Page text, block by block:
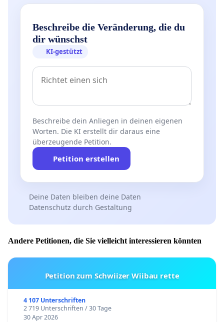
Beschreibe die Veränderung, die du
dir wünschst
KI-gestützt
Beschreibe dein Anliegen in deinen eigenen
Worten. Die KI erstellt dir daraus eine
überzeugende Petition.
Petition erstellen
Deine Daten bleiben deine Daten
Datenschutz durch Gestaltung
Andere Petitionen, die Sie vielleicht interessieren könnten
Petition zum Schwiizer Wiibau rette
4 107 Unterschriften
2 719 Unterschriften / 30 Tage
30 Apr 2026